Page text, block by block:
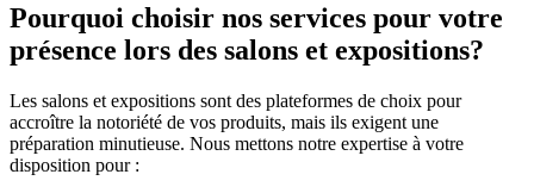
Pourquoi choisir nos services pour votre
présence lors des salons et expositions?
Les salons et expositions sont des plateformes de choix pour
accroître la notoriété de vos produits, mais ils exigent une
préparation minutieuse. Nous mettons notre expertise à votre
disposition pour :